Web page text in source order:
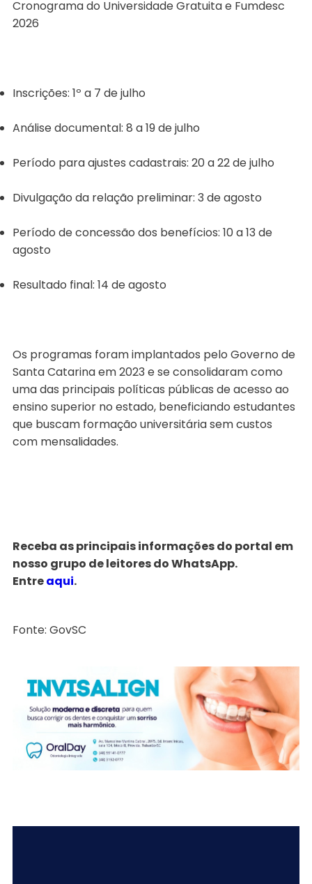
Cronograma do Universidade Gratuita e Fumdesc
2026
Inscrições: 1º a 7 de julho
Análise documental: 8 a 19 de julho
Período para ajustes cadastrais: 20 a 22 de julho
Divulgação da relação preliminar: 3 de agosto
Período de concessão dos benefícios: 10 a 13 de
agosto
Resultado final: 14 de agosto
Os programas foram implantados pelo Governo de
Santa Catarina em 2023 e se consolidaram como
uma das principais políticas públicas de acesso ao
ensino superior no estado, beneficiando estudantes
que buscam formação universitária sem custos
com mensalidades.
Receba as principais informações do portal em
nosso grupo de leitores do WhatsApp.
Entreaqui.
Fonte: GovSC